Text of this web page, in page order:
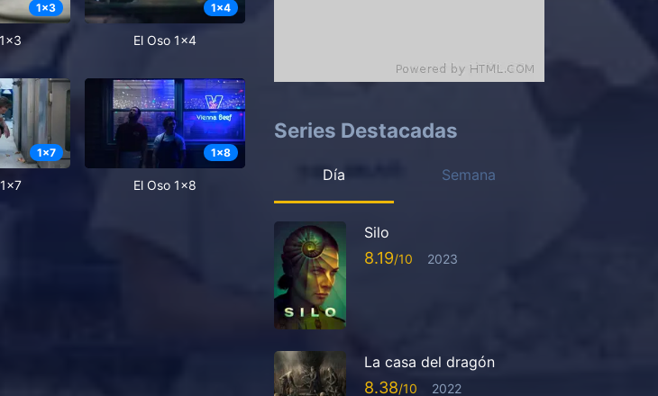
1x3 1x4
El Oso 1x4
1x7 1x8
El Oso 1x8
Series Destacadas
Día Semana
Silo
8.19 2023
La casa del dragón
8.38 2022